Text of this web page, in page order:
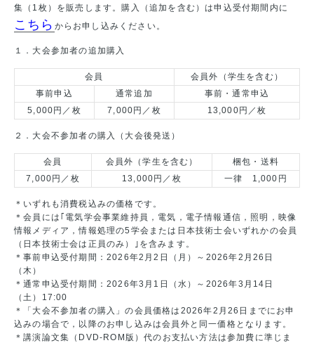
集（1枚）を販売します。購入（追加を含む）は申込受付期間内に
こちら からお申し込みください。
１．大会参加者の追加購入
会員
会員外（学生を含む）
事前申込
通常追加
事前・通常申込
5,000円／枚
7,000円／枚 13,000円／枚
２．大会不参加者の購入（大会後発送）
会員 会員外（学生を含む）
梱包・送料
7,000円／枚
13,000円／枚 一律 1,000円
＊いずれも消費税込みの価格です。
＊会員には｢電気学会事業維持員，電気，電子情報通信，照明，映像
情報メディア，情報処理の5学会または日本技術士会いずれかの会員
（日本技術士会は正員のみ）｣を含みます。
＊事前申込受付期間：2026年2月2日（月）～2026年2月26日
（木）
＊通常申込受付期間：2026年3月1日（水）～2026年3月14日
（土）17:00
＊「大会不参加者の購入」の会員価格は2026年2月26日までにお申
込みの場合で，以降のお申し込みは会員外と同一価格となります。
＊講演論文集（DVD-ROM版）代のお支払い方法は参加費に準じま